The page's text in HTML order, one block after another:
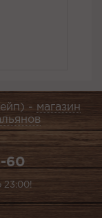
- магазин
60
23:00!